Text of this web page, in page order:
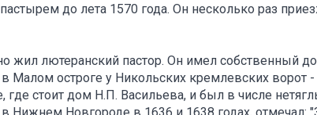
до лета 1570 года. Он несколько раз
жил лютеранский пастор. Он имел собственный
Малом остроге у Никольских кремлевских ворот -
стоит дом Н.П. Васильева, и был в числе